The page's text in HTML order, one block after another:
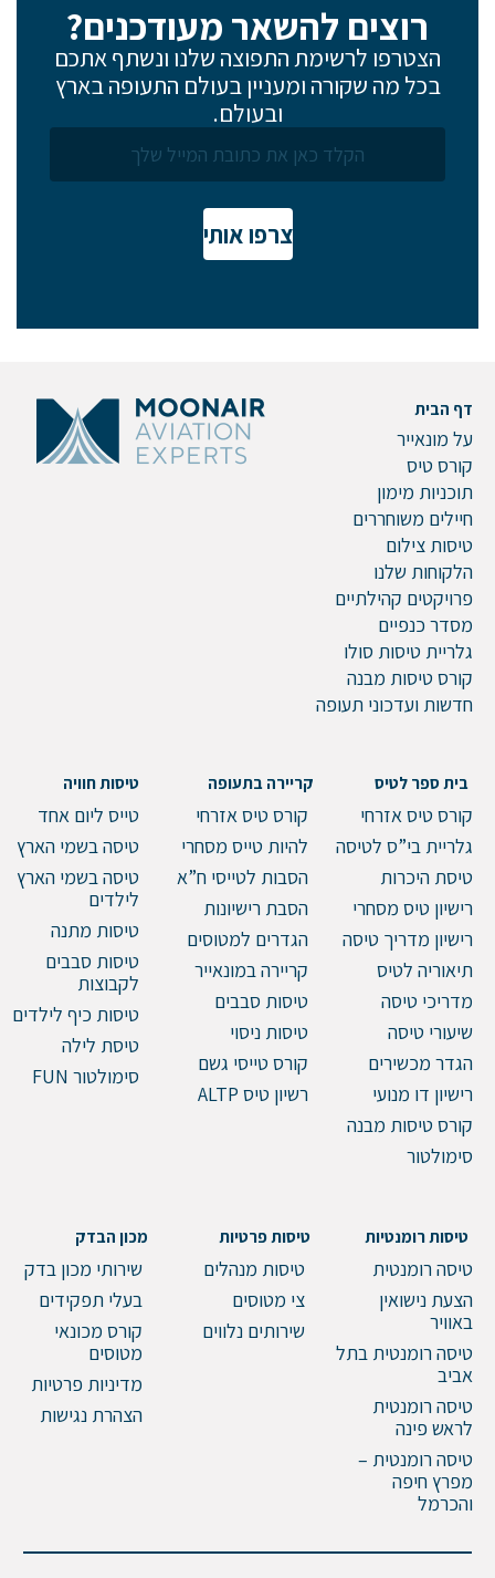
רוצים להשאר מעודכנים?
הצטרפו לרשימת התפוצה שלנו ונשתף אתכם
בכל מה שקורה ומעניין בעולם התעופה בארץ
ובעולם.
צרפו אותי
דף הבית
על מונאייר
קורס טיס
תוכניות מימון
חיילים משוחררים
טיסות צילום
הלקוחות שלנו
פרויקטים קהילתיים
מסדר כנפיים
גלריית טיסות סולו
קורס טיסות מבנה
חדשות ועדכוני תעופה
בית ספר לטיס
קורס טיס אזרחי
גלריית בי”ס לטיסה
טיסת היכרות
רישיון טיס מסחרי
רישיון מדריך טיסה
תיאוריה לטיס
מדריכי טיסה
שיעורי טיסה
הגדר מכשירים
רישיון דו מנועי
קורס טיסות מבנה
סימולטור
קריירה בתעופה
קורס טיס אזרחי
להיות טייס מסחרי
הסבות לטייסי ח”א
הסבת רישיונות
הגדרים למטוסים
קריירה במונאייר
טיסות סבבים
טיסות ניסוי
קורס טייסי גשם
רשיון טיס ALTP
טיסות חוויה
טייס ליום אחד
טיסה בשמי הארץ
טיסה בשמי הארץ
לילדים
טיסות מתנה
טיסות סבבים
לקבוצות
טיסות כיף לילדים
טיסת לילה
סימולטור FUN
טיסות רומנטיות
טיסה רומנטית
הצעת נישואין
באוויר
טיסה רומנטית בתל
אביב
טיסה רומנטית
לראש פינה
טיסה רומנטית –
מפרץ חיפה
והכרמל
טיסות פרטיות
טיסות מנהלים
צי מטוסים
שירותים נלווים
מכון הבדק
שירותי מכון בדק
בעלי תפקידים
קורס מכונאי
מטוסים
מדיניות פרטיות
הצהרת נגישות